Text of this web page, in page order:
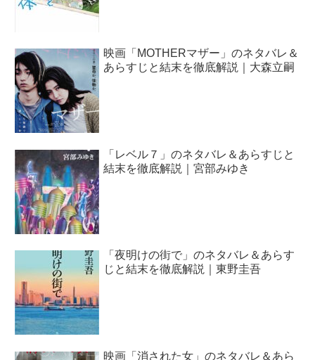
映画「MOTHERマザー」のネタバレ＆
あらすじと結末を徹底解説｜大森立嗣
「レベル７」のネタバレ＆あらすじと
結末を徹底解説｜宮部みゆき
「夜明けの街で」のネタバレ＆あらす
じと結末を徹底解説｜東野圭吾
映画「消された女」のネタバレ＆あら